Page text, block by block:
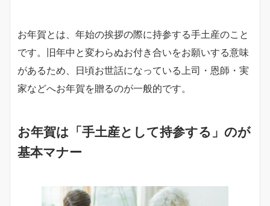
お年賀とは、年始の挨拶の際に持参する手土産のこと
です。旧年中と変わらぬお付き合いをお願いする意味
があるため、日頃お世話になっている上司・恩師・実
家などへお年賀を贈るのが一般的です。
お年賀は「手土産として持参する」のが
基本マナー